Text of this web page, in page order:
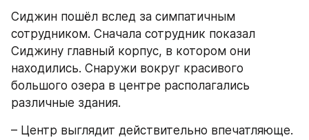
Сиджин пошёл вслед за симпатичным
сотрудником. Сначала сотрудник показал
Сиджину главный корпус, в котором они
находились. Снаружи вокруг красивого
большого озера в центре располагались
различные здания.
– Центр выглядит действительно впечатляюще.